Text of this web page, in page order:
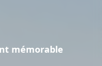
mémorable